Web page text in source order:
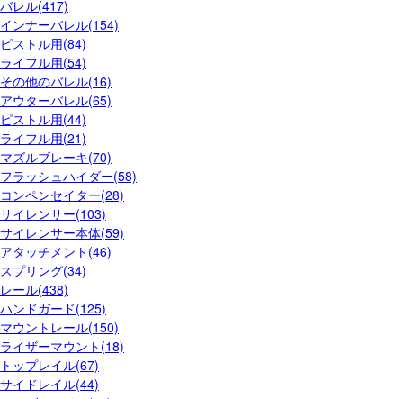
バレル(417)
インナーバレル(154)
ピストル用(84)
ライフル用(54)
その他のバレル(16)
アウターバレル(65)
ピストル用(44)
ライフル用(21)
マズルブレーキ(70)
フラッシュハイダー(58)
コンペンセイター(28)
サイレンサー(103)
サイレンサー本体(59)
アタッチメント(46)
スプリング(34)
レール(438)
ハンドガード(125)
マウントレール(150)
ライザーマウント(18)
トップレイル(67)
サイドレイル(44)